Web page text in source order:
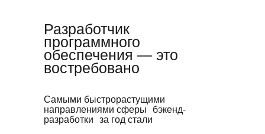
Разработчик
программного
обеспечения — это
востребовано
Самыми быстрорастущими
направлениями сферы бэкенд-
разработки за год стали